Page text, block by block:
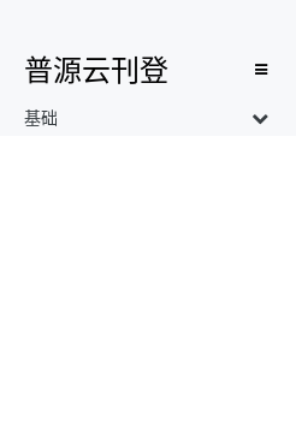
普源云刊登
基础